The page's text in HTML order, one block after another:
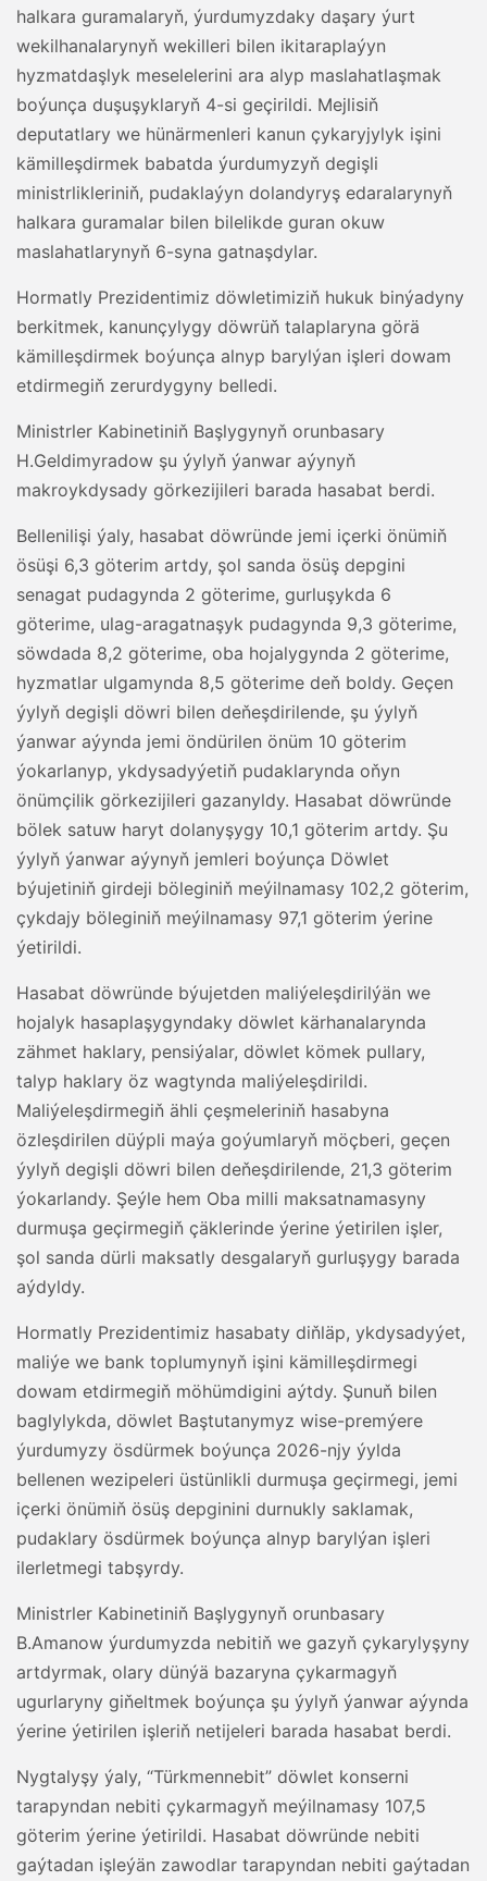
halkara guramalaryň, ýurdumyzdaky daşary ýurt
wekilhanalarynyň wekilleri bilen ikitaraplaýyn
hyzmatdaşlyk meselelerini ara alyp maslahatlaşmak
boýunça duşuşyklaryň 4-si geçirildi. Mejlisiň
deputatlary we hünärmenleri kanun çykaryjylyk işini
kämilleşdirmek babatda ýurdumyzyň degişli
ministrlikleriniň, pudaklaýyn dolandyryş edaralarynyň
halkara guramalar bilen bilelikde guran okuw
maslahatlarynyň 6-syna gatnaşdylar.
Hormatly Prezidentimiz döwletimiziň hukuk binýadyny
berkitmek, kanunçylygy döwrüň talaplaryna görä
kämilleşdirmek boýunça alnyp barylýan işleri dowam
etdirmegiň zerurdygyny belledi.
Ministrler Kabinetiniň Başlygynyň orunbasary
H.Geldimyradow şu ýylyň ýanwar aýynyň
makroykdysady görkezijileri barada hasabat berdi.
Bellenilişi ýaly, hasabat döwründe jemi içerki önümiň
ösüşi 6,3 göterim artdy, şol sanda ösüş depgini
senagat pudagynda 2 göterime, gurluşykda 6
göterime, ulag-aragatnaşyk pudagynda 9,3 göterime,
söwdada 8,2 göterime, oba hojalygynda 2 göterime,
hyzmatlar ulgamynda 8,5 göterime deň boldy. Geçen
ýylyň degişli döwri bilen deňeşdirilende, şu ýylyň
ýanwar aýynda jemi öndürilen önüm 10 göterim
ýokarlanyp, ykdysadyýetiň pudaklarynda oňyn
önümçilik görkezijileri gazanyldy. Hasabat döwründe
bölek satuw haryt dolanyşygy 10,1 göterim artdy. Şu
ýylyň ýanwar aýynyň jemleri boýunça Döwlet
býujetiniň girdeji böleginiň meýilnamasy 102,2 göterim,
çykdajy böleginiň meýilnamasy 97,1 göterim ýerine
ýetirildi.
Hasabat döwründe býujetden maliýeleşdirilýän we
hojalyk hasaplaşygyndaky döwlet kärhanalarynda
zähmet haklary, pensiýalar, döwlet kömek pullary,
talyp haklary öz wagtynda maliýeleşdirildi.
Maliýeleşdirmegiň ähli çeşmeleriniň hasabyna
özleşdirilen düýpli maýa goýumlaryň möçberi, geçen
ýylyň degişli döwri bilen deňeşdirilende, 21,3 göterim
ýokarlandy. Şeýle hem Oba milli maksatnamasyny
durmuşa geçirmegiň çäklerinde ýerine ýetirilen işler,
şol sanda dürli maksatly desgalaryň gurluşygy barada
aýdyldy.
Hormatly Prezidentimiz hasabaty diňläp, ykdysadyýet,
maliýe we bank toplumynyň işini kämilleşdirmegi
dowam etdirmegiň möhümdigini aýtdy. Şunuň bilen
baglylykda, döwlet Baştutanymyz wise-premýere
ýurdumyzy ösdürmek boýunça 2026-njy ýylda
bellenen wezipeleri üstünlikli durmuşa geçirmegi, jemi
içerki önümiň ösüş depginini durnukly saklamak,
pudaklary ösdürmek boýunça alnyp barylýan işleri
ilerletmegi tabşyrdy.
Ministrler Kabinetiniň Başlygynyň orunbasary
B.Amanow ýurdumyzda nebitiň we gazyň çykarylyşyny
artdyrmak, olary dünýä bazaryna çykarmagyň
ugurlaryny giňeltmek boýunça şu ýylyň ýanwar aýynda
ýerine ýetirilen işleriň netijeleri barada hasabat berdi.
Nygtalyşy ýaly, “Türkmennebit” döwlet konserni
tarapyndan nebiti çykarmagyň meýilnamasy 107,5
göterim ýerine ýetirildi. Hasabat döwründe nebiti
gaýtadan işleýän zawodlar tarapyndan nebiti gaýtadan